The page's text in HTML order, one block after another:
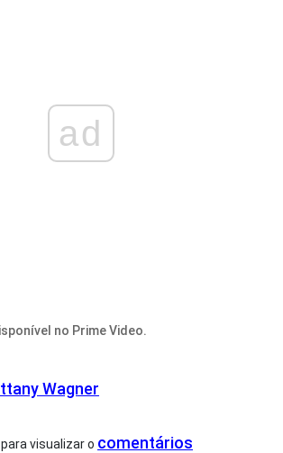
ad
no Prime Video.
Wagner
visualizar o comentários